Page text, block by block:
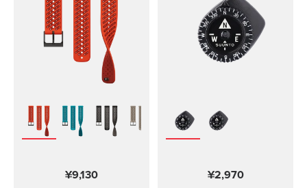
Suunto Ambit、Ambit2
および Ambit3 のすべて
のモデル Suunto
Traverse Suunto
Kailash （SuuntoLink を
¥9,130
¥2,970